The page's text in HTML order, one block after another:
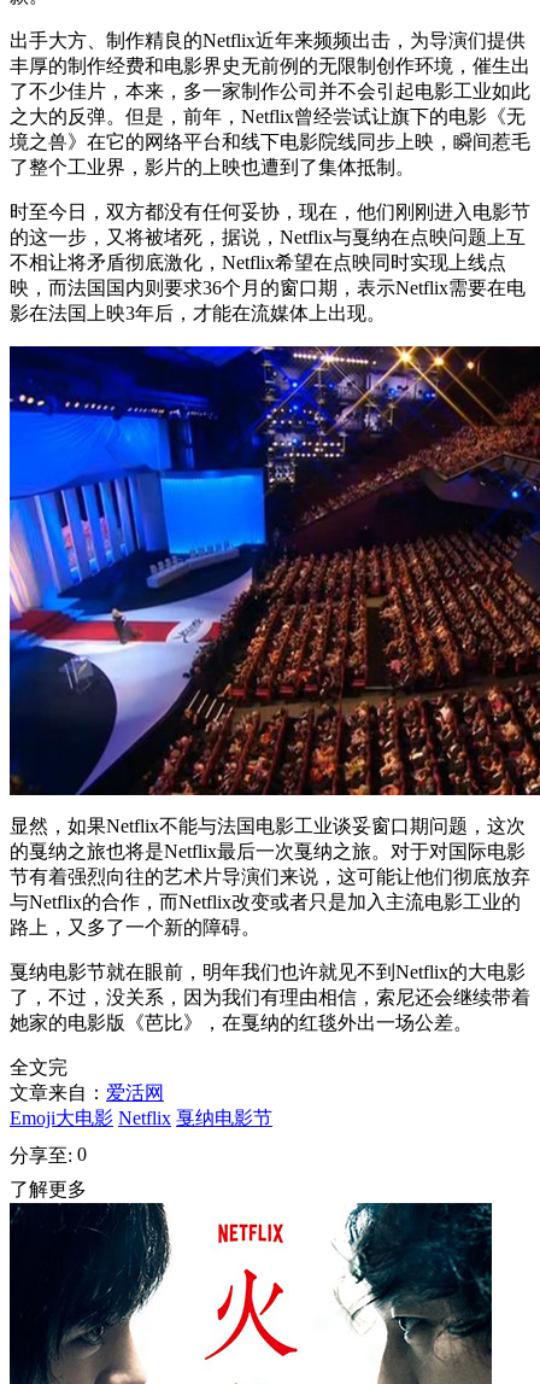
出手大方、制作精良的Netflix近年来频频出击，为导演们提供
丰厚的制作经费和电影界史无前例的无限制创作环境，催生出
了不少佳片，本来，多一家制作公司并不会引起电影工业如此
之大的反弹。但是，前年，Netflix曾经尝试让旗下的电影《无
境之兽》在它的网络平台和线下电影院线同步上映，瞬间惹毛
了整个工业界，影片的上映也遭到了集体抵制。
时至今日，双方都没有任何妥协，现在，他们刚刚进入电影节
的这一步，又将被堵死，据说，Netflix与戛纳在点映问题上互
不相让将矛盾彻底激化，Netflix希望在点映同时实现上线点
映，而法国国内则要求36个月的窗口期，表示Netflix需要在电
影在法国上映3年后，才能在流媒体上出现。
显然，如果Netflix不能与法国电影工业谈妥窗口期问题，这次
的戛纳之旅也将是Netflix最后一次戛纳之旅。对于对国际电影
节有着强烈向往的艺术片导演们来说，这可能让他们彻底放弃
与Netflix的合作，而Netflix改变或者只是加入主流电影工业的
路上，又多了一个新的障碍。
戛纳电影节就在眼前，明年我们也许就见不到Netflix的大电影
了，不过，没关系，因为我们有理由相信，索尼还会继续带着
她家的电影版《芭比》，在戛纳的红毯外出一场公差。
全文完
文章来自： 爱活网
Emoji大电影 Netflix 戛纳电影节
分享至: 0
了解更多